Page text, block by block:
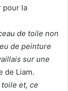
pour la
de toile non
de peinture
sur une
de Liam.
et, ce